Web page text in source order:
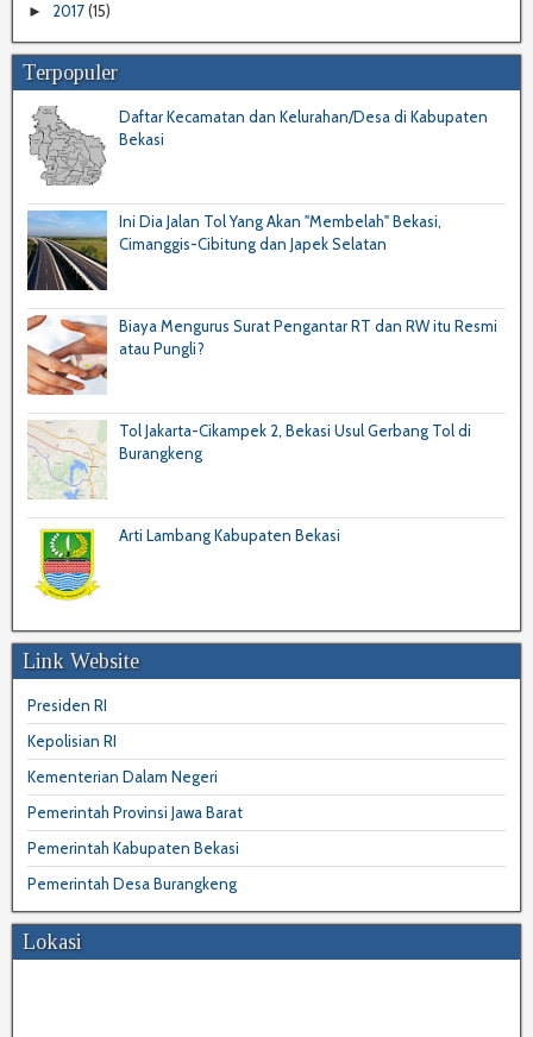
► 2017(15)
Terpopuler
Daftar Kecamatan dan Kelurahan/Desa di Kabupaten
Bekasi
Ini Dia Jalan Tol Yang Akan "Membelah" Bekasi,
Cimanggis-Cibitung dan Japek Selatan
Biaya Mengurus Surat Pengantar RT dan RW itu Resmi
atau Pungli?
Tol Jakarta-Cikampek 2, Bekasi Usul Gerbang Tol di
Burangkeng
Arti Lambang Kabupaten Bekasi
Link Website
Presiden RI
Kepolisian RI
Kementerian Dalam Negeri
Pemerintah Provinsi Jawa Barat
Pemerintah Kabupaten Bekasi
Pemerintah Desa Burangkeng
Lokasi